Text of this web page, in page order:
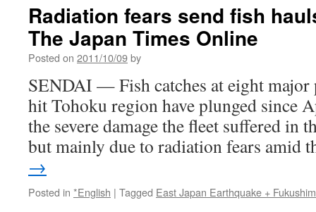
Radiation fears send fish
The Japan Times Online
Posted on 2011/10/09by
SENDAI — Fish catches at eight
hit Tohoku region have plunged since
the severe damage the fleet suffered in
but mainly due to radiation fears
→
Posted in *English | Tagged East Japan Earthquake +